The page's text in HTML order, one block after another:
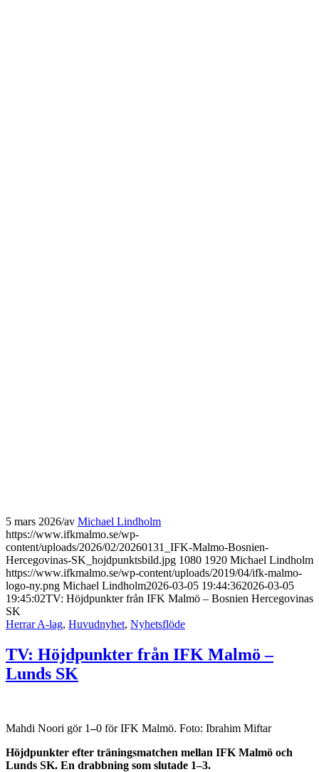
5 mars 2026/av Michael Lindholm
https://www.ifkmalmo.se/wp-
content/uploads/2026/02/20260131_IFK-Malmo-Bosnien-
Hercegovinas-SK_hojdpunktsbild.jpg 1080 1920 Michael Lindholm
https://www.ifkmalmo.se/wp-content/uploads/2019/04/ifk-malmo-
logo-ny.png Michael Lindholm2026-03-05 19:44:362026-03-05
19:45:02TV: Höjdpunkter från IFK Malmö – Bosnien Hercegovinas
SK
Herrar A-lag, Huvudnyhet, Nyhetsflöde
TV: Höjdpunkter från IFK Malmö –
Lunds SK
Mahdi Noori gör 1–0 för IFK Malmö. Foto: Ibrahim Miftar
Höjdpunkter efter träningsmatchen mellan IFK Malmö och
Lunds SK. En drabbning som slutade 1–3.